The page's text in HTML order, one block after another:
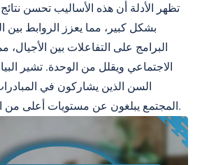
تظهر الأدلة أن هذه الأساليب تحسن
بشكل كبير، مما يعزز الروابط بين
البرامج على التفاعلات بين الأجيال،
الاجتماعي ويقلل من الوحدة. تشير
السن الذين يشاركون في
المجتمع يبلغون عن مستويات أعلى من الرضا والرفاهية.